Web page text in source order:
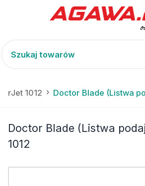
1012 Doctor Blade (Listwa
Doctor Blade (Listwa
1012